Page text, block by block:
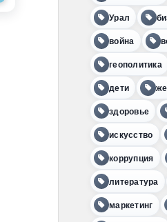
Урал
война
геополитика
дети
здоровье
искусство
коррупция
литература
маркетинг